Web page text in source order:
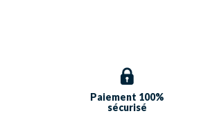
Paiement 100%
sécurisé